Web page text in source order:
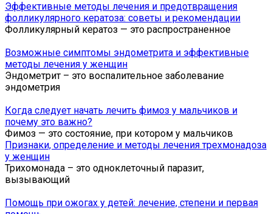
Эффективные методы лечения и предотвращения
фолликулярного кератоза: советы и рекомендации
Фолликулярный кератоз — это распространенное
Возможные симптомы эндометрита и эффективные
методы лечения у женщин
Эндометрит – это воспалительное заболевание
эндометрия
Когда следует начать лечить фимоз у мальчиков и
почему это важно?
Фимоз — это состояние, при котором у мальчиков
Признаки, определение и методы лечения трехмонадоза
у женщин
Трихомонада – это одноклеточный паразит,
вызывающий
Помощь при ожогах у детей: лечение, степени и первая